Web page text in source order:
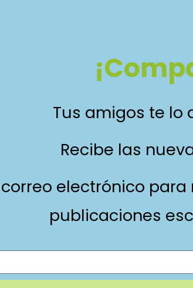
Tus amigos te lo
Recibe las
electrónico
publicaciones